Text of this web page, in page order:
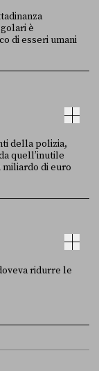
è
di esseri umani
della polizia,
quell’inutile
miliardo di euro
ridurre le